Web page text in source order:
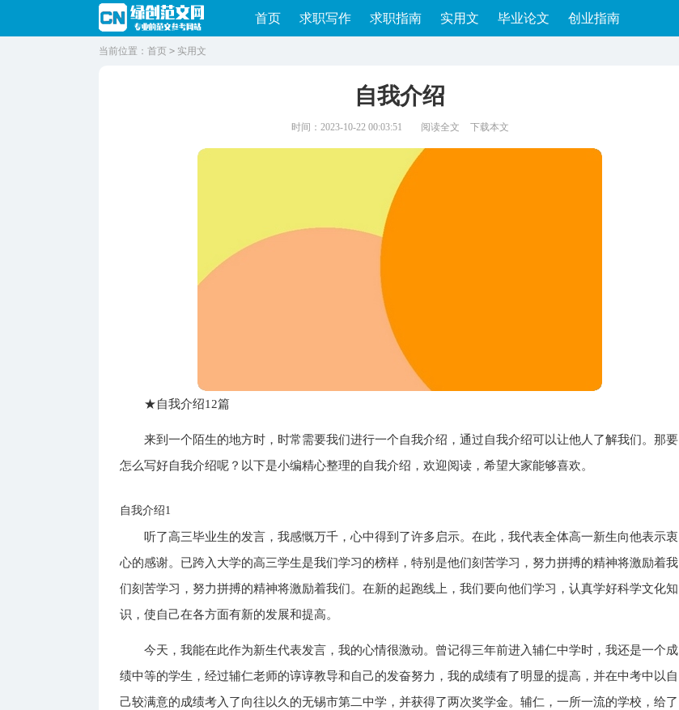
首页 求职写作 求职指南 实用文 毕业论文 创业指南
当前位置： 首页 > 实用文
自我介绍
时间：2023-10-22 00:03:51 阅读全文 下载本文
★自我介绍12篇
来到一个陌生的地方时，时常需要我们进行一个自我介绍，通过自我介绍可以让他人了解我们。那要
怎么写好自我介绍呢？以下是小编精心整理的自我介绍，欢迎阅读，希望大家能够喜欢。
自我介绍1
听了高三毕业生的发言，我感慨万千，心中得到了许多启示。在此，我代表全体高一新生向他表示衷
心的感谢。已跨入大学的高三学生是我们学习的榜样，特别是他们刻苦学习，努力拼搏的精神将激励着我
们刻苦学习，努力拼搏的精神将激励着我们。在新的起跑线上，我们要向他们学习，认真学好科学文化知
识，使自己在各方面有新的发展和提高。
今天，我能在此作为新生代表发言，我的心情很激动。曾记得三年前进入辅仁中学时，我还是一个成
绩中等的学生，经过辅仁老师的谆谆教导和自己的发奋努力，我的成绩有了明显的提高，并在中考中以自
己较满意的成绩考入了向往以久的无锡市第二中学，并获得了两次奖学金。辅仁，一所一流的学校，给了